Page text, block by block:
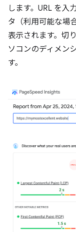
します。URL を入
タ（利用可能な場
表示されます。切
ソコンのディメン
す。